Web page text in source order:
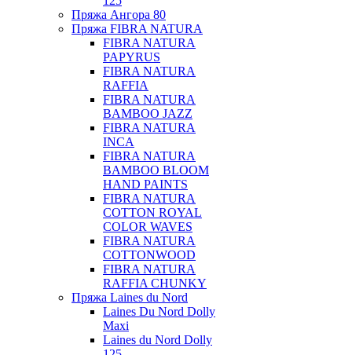
Пряжа Ангора 80
Пряжа FIBRA NATURA
FIBRA NATURA
PAPYRUS
FIBRA NATURA
RAFFIA
FIBRA NATURA
BAMBOO JAZZ
FIBRA NATURA
INCA
FIBRA NATURA
BAMBOO BLOOM
HAND PAINTS
FIBRA NATURA
COTTON ROYAL
COLOR WAVES
FIBRA NATURA
COTTONWOOD
FIBRA NATURA
RAFFIA CHUNKY
Пряжа Laines du Nord
Laines Du Nord Dolly
Maxi
Laines du Nord Dolly